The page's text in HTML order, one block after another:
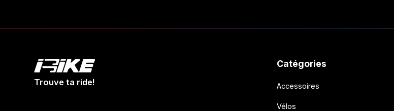
Trouve ta ride!
Catégories
Accessoires
Vélos